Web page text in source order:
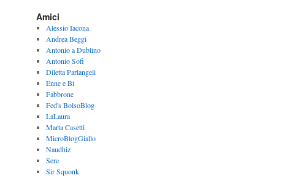
Amici
Alessio Iacona
Andrea Beggi
Antonio a Dublino
Antonio Sofi
Diletta Parlangeli
Enne e Bi
Fabbrone
Fed's BolsoBlog
LaLaura
Marta Casetti
MicroBlogGiallo
Naudhiz
Sere
Sir Squonk